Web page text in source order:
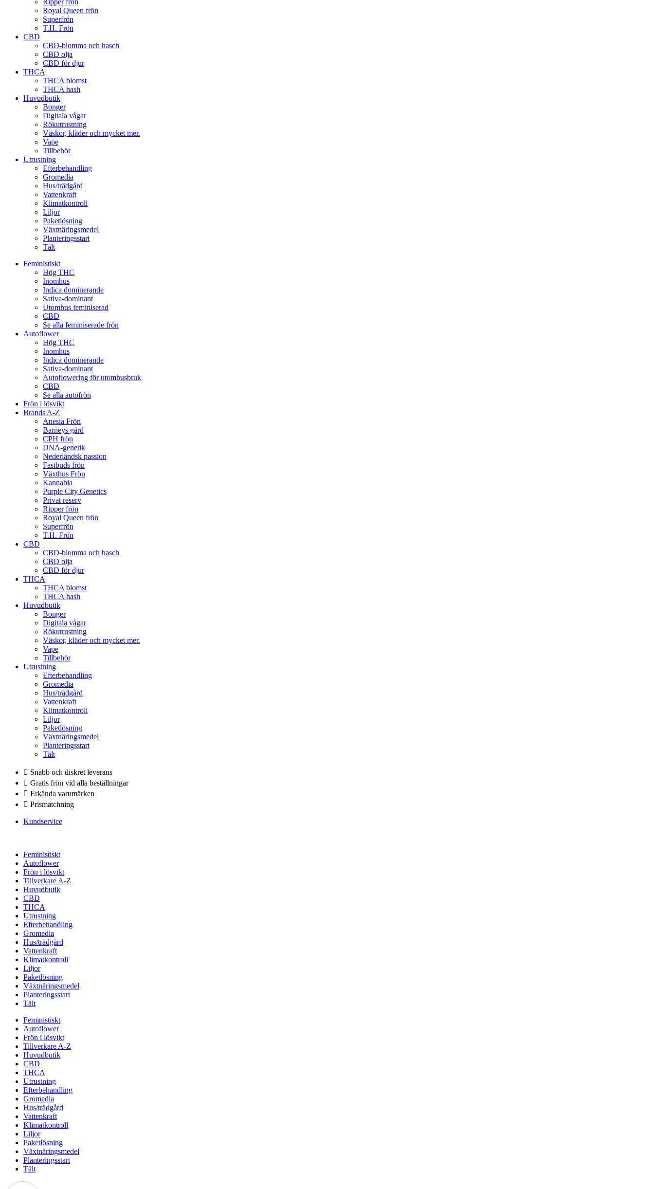
Royal Queen frön
Superfrön
T.H. Frön
CBD
CBD-blomma och hasch
CBD olja
CBD för djur
THCA
THCA blomst
THCA hash
Huvudbutik
Bonger
Digitala vågar
Rökutrustning
Väskor, kläder och mycket mer.
Vape
Tillbehör
Utrustning
Efterbehandling
Gromedia
Hus/trädgård
Vattenkraft
Klimatkontroll
Liljor
Paketlösning
Växtnäringsmedel
Planteringsstart
Tält
Feministiskt
Hög THC
Inomhus
Indica dominerande
Sativa-dominant
Utomhus feminiserad
CBD
Se alla feminiserade frön
Autoflower
Hög THC
Inomhus
Indica dominerande
Sativa-dominant
Autoflowering för utomhusbruk
CBD
Se alla autofrön
Frön i lösvikt
Brands A-Z
Anesia Frön
Barneys gård
CPH frön
DNA-genetik
Nederländsk passion
Fastbuds frön
Växthus Frön
Kannabia
Purple City Genetics
Privat reserv
Ripper frön
Royal Queen frön
Superfrön
T.H. Frön
CBD
CBD-blomma och hasch
CBD olja
CBD för djur
THCA
THCA blomst
THCA hash
Huvudbutik
Bonger
Digitala vågar
Rökutrustning
Väskor, kläder och mycket mer.
Vape
Tillbehör
Utrustning
Efterbehandling
Gromedia
Hus/trädgård
Vattenkraft
Klimatkontroll
Liljor
Paketlösning
Växtnäringsmedel
Planteringsstart
Tält
Snabb och diskret leverans
Gratis frön vid alla beställningar
Erkända varumärken
Prismatchning
Kundservice
Feministiskt
Autoflower
Frön i lösvikt
Tillverkare A-Z
Huvudbutik
CBD
THCA
Utrustning
Efterbehandling
Gromedia
Hus/trädgård
Vattenkraft
Klimatkontroll
Liljor
Paketlösning
Växtnäringsmedel
Planteringsstart
Tält
Feministiskt
Autoflower
Frön i lösvikt
Tillverkare A-Z
Huvudbutik
CBD
THCA
Utrustning
Efterbehandling
Gromedia
Hus/trädgård
Vattenkraft
Klimatkontroll
Liljor
Paketlösning
Växtnäringsmedel
Planteringsstart
Tält